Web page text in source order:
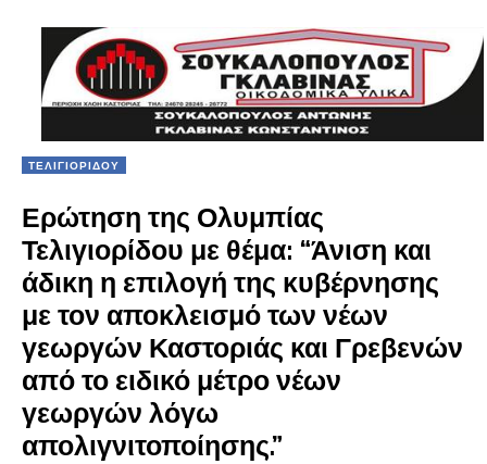
ΤΕΛΙΓΙΟΡΙΔΟΥ
Ερώτηση της Ολυμπίας
Τελιγιορίδου με θέμα: “Άνιση και
άδικη η επιλογή της κυβέρνησης
με τον αποκλεισμό των νέων
γεωργών Καστοριάς και Γρεβενών
από το ειδικό μέτρο νέων
γεωργών λόγω
απολιγνιτοποίησης.”